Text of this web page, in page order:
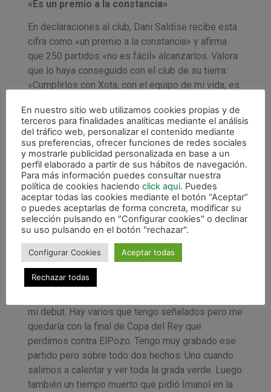
«Es un premio a la constancia»
En declaraciones al club, Dani Saldise recibe esta
cifra como «un premio a la constancia» y afirma
que 250 partidos «no es fácil» alcanzarlos. Valora
que lo haya conseguido con el club de su tierra:
«Cumplirlos con Xota, con el equipo de mi vida, es
trabajando para intentar que lleguen más partidos
con Xota. Tengo referentes de cuando estuve aquí
en mi etapa anterior y ahora tengo la suerte de
convivir con ellos, como son Roberto y Asier. Da
gusto que ese legado siga con mi persona y me
alegra mucho. Me enorgullece y me da ganas de
seguir trabajando», explicaba en alusión a otros
jugadores que ya han alcanzado esa cifra de
partidos en Osasuna Magna.
Preguntado por un momento con el que se quede
en toda esta trayectoria, el jugador de Irurtzun dice
tener muchos, pero nunca podrá olvidar la final de
mi debut. Hay varios que tengo señalados pero me
quedaría con la final de Copa del Rey que
perdimos contra ElPozo. Tengo muy grabado ese
partido pero sobre todo dos hechos. Uno cuando
salimos a calentar y ver toda la grada verde. Luego
también un tiempo muerto que pidió Imanol en la
En nuestro sitio web utilizamos cookies propias y de
terceros para finalidades analíticas mediante el análisis
del tráfico web, personalizar el contenido mediante
sus preferencias, ofrecer funciones de redes sociales
y mostrarle publicidad personalizada en base a un
perfil elaborado a partir de sus hábitos de navegación.
Para más información puedes consultar nuestra
política de cookies haciendo click aqui. Puedes
aceptar todas las cookies mediante el botón “Aceptar”
o puedes aceptarlas de forma concreta, modificar su
selección pulsando en "Configurar cookies" o declinar
su uso pulsando en el botón "rechazar".
Configurar Cookies Aceptar todas
Rechazar todas